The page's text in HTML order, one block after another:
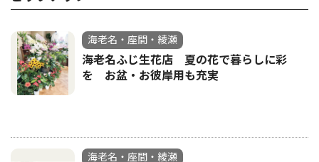
海老名・座間・綾瀬
海老名ふじ生花店 夏の花で暮らしに彩
を お盆・お彼岸用も充実
海老名・座間・綾瀬